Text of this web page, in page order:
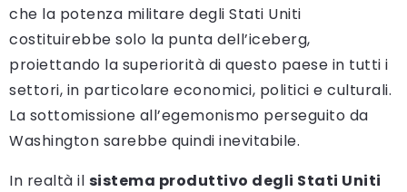
che la potenza militare degli Stati Uniti
costituirebbe solo la punta dell’iceberg,
proiettando la superiorità di questo paese in tutti i
settori, in particolare economici, politici e culturali.
La sottomissione all’egemonismo perseguito da
Washington sarebbe quindi inevitabile.
In realtà il sistema produttivo degli Stati Uniti